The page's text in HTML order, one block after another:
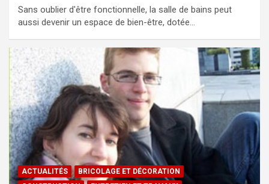
Sans oublier d'être fonctionnelle, la salle de bains peut
aussi devenir un espace de bien-être, dotée…
ACTUALITÉS
BRICOLAGE ET DÉCORATION